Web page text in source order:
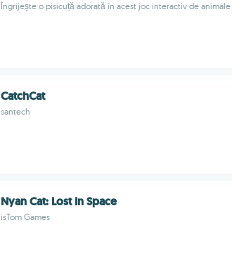
Îngrijește o pisicuță adorată în acest joc interactiv de animale
CatchCat
santech
Nyan Cat: Lost In Space
isTom Games